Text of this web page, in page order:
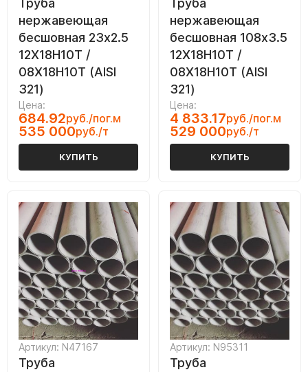
Труба
нержавеющая
бесшовная 23х2.5
12Х18Н10Т /
08Х18Н10Т (AISI
321)
Цена:
684.92руб./пог.м
535 000руб./т
КУПИТЬ
Труба
нержавеющая
бесшовная 108х3.5
12Х18Н10Т /
08Х18Н10Т (AISI
321)
Цена:
4 833.17руб./пог.м
529 000руб./т
КУПИТЬ
Артикул: N47167
Труба
Артикул: N95311
Труба